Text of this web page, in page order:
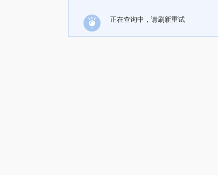
正在查询中，请刷新重试